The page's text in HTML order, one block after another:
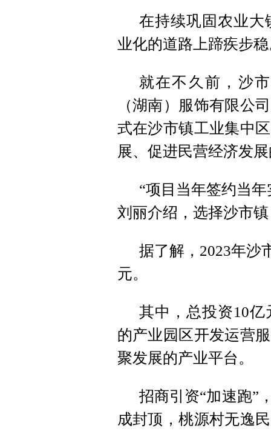
在持续巩固农业大
业化的道路上蹄疾步
就在不久前，沙
（湖南）服饰有限公
式在沙市镇工业集中
展、促进民营经济发
“项目当年签约当
刘丽介绍，选择沙市
据了解，2023年沙
元。
其中，总投资10
的产业园区开发运营
聚发展的产业平台。
招商引资“加速跑”
成封顶，桃源村无逸